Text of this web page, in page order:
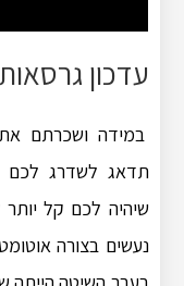
עדכון גרסאות
במידה ושכרתם
תדאג לשדרג לכם
שיהיה לכם קל
נעשים בצורה